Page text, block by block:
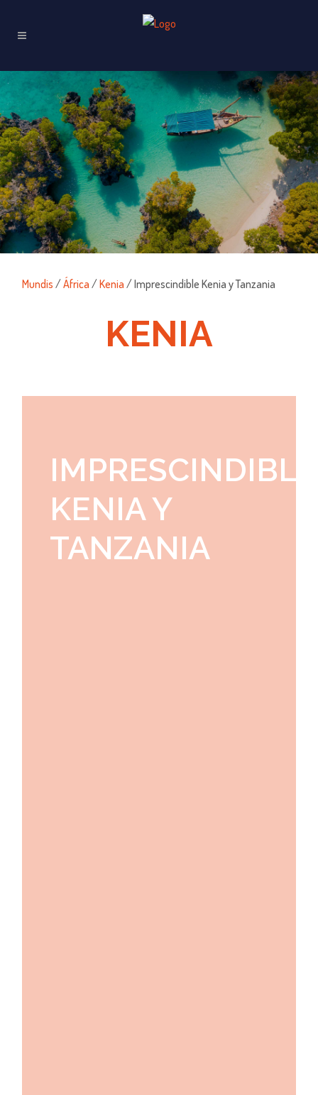
Mundis /África /Kenia / Imprescindible Kenia y Tanzania
KENIA
IMPRESCINDIBLE
KENIA Y
TANZANIA